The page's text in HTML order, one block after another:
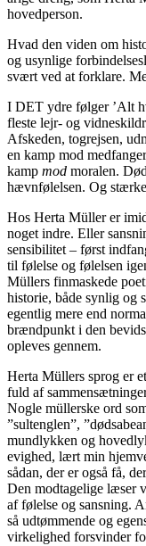
hovedperson.
Hvad den viden om
og usynlige
svært ved at forklare.
I DET ydre følger ’Alt
fleste lejr- og
Afskeden, togrejsen,
en kamp mod
kamp mod moralen.
hævnfølelsen. Og
Hos Herta Müller er
noget indre. Eller
sensibilitet – først
til følelse og følelsen
Müllers finmaskede
historie, både synlig og
egentlig mere end
brændpunkt i den
opleves gennem.
Herta Müllers sprog er
fuld af
Nogle müllerske ord
”sultenglen”,
mundlykken og
evighed, lært min
sådan, der er også få,
Den modtagelige læser
af følelse og sansning.
så udtømmende og
virkelighed forsvinder